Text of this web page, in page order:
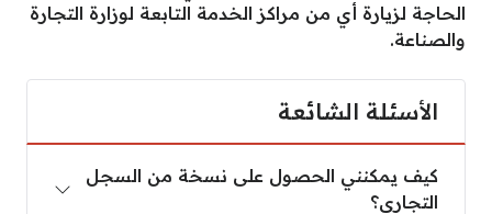
الحاجة لزيارة أي من مراكز الخدمة التابعة لوزارة التجارة
والصناعة.
الأسئلة الشائعة
كيف يمكنني الحصول على نسخة من السجل
التجاري؟